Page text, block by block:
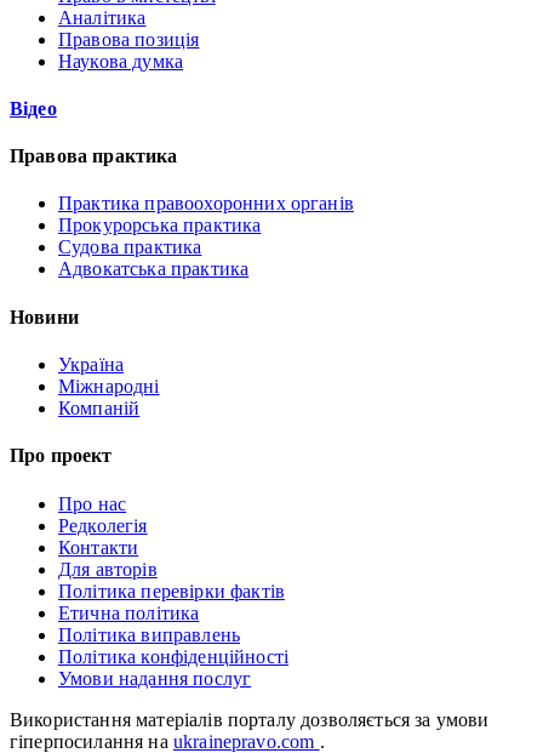
Аналітика
Правова позиція
Наукова думка
Відео
Правова практика
Практика правоохоронних органів
Прокурорська практика
Судова практика
Адвокатська практика
Новини
Україна
Міжнародні
Компаній
Про проект
Про нас
Редколегія
Контакти
Для авторів
Політика перевірки фактів
Етична політика
Політика виправлень
Політика конфіденційності
Умови надання послуг
Використання матеріалів порталу дозволяється за умови
гіперпосилання на ukrainepravo.com .